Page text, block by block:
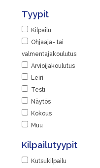
Tyypit
Kilpailu
Ohjaaja- tai
valmentajakoulutus
Arvioijakoulutus
Leiri
Testi
Näytös
Kokous
Muu
Kilpailutyypit
Kutsukilpailu